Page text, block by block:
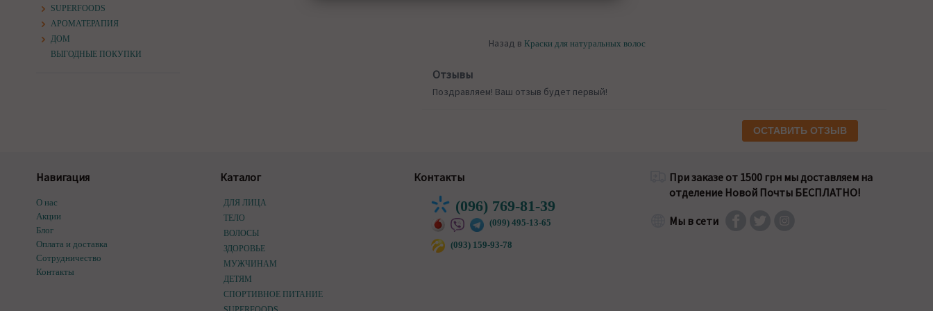
SUPERFOODS
АРОМАТЕРАПИЯ
ДОМ
ВЫГОДНЫЕ ПОКУПКИ
Назад в Краски для натуральных волос
Отзывы
Поздравляем! Ваш отзыв будет первый!
ОСТАВИТЬ ОТЗЫВ
Навигация
О нас
Акции
Блог
Оплата и доставка
Сотрудничество
Контакты
Каталог
ДЛЯ ЛИЦА
ТЕЛО
ВОЛОСЫ
ЗДОРОВЬЕ
МУЖЧИНАМ
ДЕТЯМ
СПОРТИВНОЕ ПИТАНИЕ
Контакты
(096) 769-81-39
(099) 495-13-65
(093) 159-93-78
При заказе от 1500 грн мы доставляем на
отделение Новой Почты БЕСПЛАТНО!
Мы в сети